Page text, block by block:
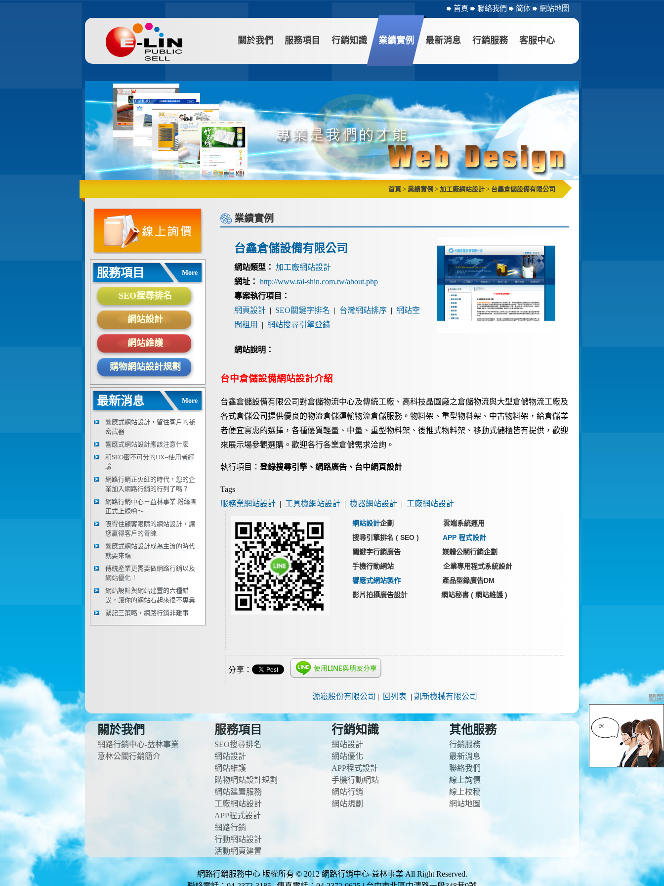
首頁 聯絡我們 简体 網站地圖
關於我們 服務項目 行銷知識 業績實例 最新消息 行銷服務 客服中心
首頁 > 業績實例 > 加工廠網站設計 > 台鑫倉儲設備有限公司
服務項目 More
SEO搜尋排名
網站設計
網站維護
購物網站設計規劃
最新消息 More
響應式網站設計，留住客戶的祕
密武器
響應式網站設計應該注意什麼
和SEO密不可分的UX--使用者經
驗
網路行銷正火紅的時代，您的企
業加入網路行銷的行列了嗎？
網路行銷中心－益林事業 粉絲團
正式上線嚕～
吸得住顧客眼睛的網站設計，讓
您贏得客戶的青睞
響應式網站設計成為主流的時代
就要來臨
傳統產業更需要做網路行銷以及
網站優化！
網站設計與網站建置的六種錯
誤，讓你的網站看起來很不專業
緊記三策略，網路行銷非難事
關閉
業績實例
台鑫倉儲設備有限公司
網站類型： 加工廠網站設計
網址： http://www.tai-shin.com.tw/about.php
專案執行項目：
網頁設計 | SEO關鍵字排名 | 台灣網站排序 | 網站空
間租用
| 網站搜尋引擎登錄
網站說明：
台中倉儲設備網站設計介紹
台鑫倉儲設備有限公司對倉儲物流中心及傳統工廠、高科技晶圓廠之倉儲物流與大型倉儲物流工廠及
各式倉儲公司提供優良的物流倉儲運輸物流倉儲服務。物料架、重型物料架、中古物料架，給倉儲業
者便宜實惠的選擇，各種優質輕量、中量、重型物料架、後推式物料架、移動式儲櫃皆有提供，歡迎
來展示場參觀選購。歡迎各行各業倉儲需求洽詢。
執行項目： 登錄搜尋引擎、網路廣告、台中網頁設計
Tags
服務業網站設計 | 工具機網站設計 | 機器網站設計 | 工廠網站設計
網站設計企劃 雲端系統運用
搜尋引擎排名 ( SEO ) APP 程式設計
關鍵字行銷廣告 媒體公關行銷企劃
手機行動網站 企業專用程式系統設計
響應式網站製作 產品型錄廣告DM
影片拍攝廣告設計 網站秘書 ( 網站維護 )
分享：
源崧股份有限公司 | 回列表 | 凱新機械有限公司
關於我們
網路行銷中心-益林事業
意林公關行銷簡介
服務項目
SEO搜尋排名
網站設計
網站維護
購物網站設計規劃
網站建置服務
工廠網站設計
APP程式設計
網路行銷
行動網站設計
活動網頁建置
行銷知識
網站設計
網站優化
APP程式設計
手機行動網站
網站行銷
網站規劃
其他服務
行銷服務
最新消息
聯絡我們
線上詢價
線上校稿
網站地圖
網路行銷服務中心 版權所有 © 2012 網路行銷中心-益林事業 All Right Reserved.